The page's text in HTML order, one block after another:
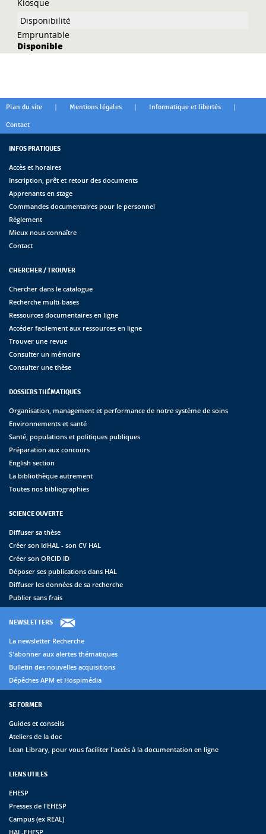
Kiosque
Empruntable
Disponible
Plan du site | Mentions légales | Informatique et libertés |
Contact
INFOS PRATIQUES
Accès et horaires
Inscription, prêt et retour des documents
Apprenants en stage
Commandes documentaires pour le personnel
Règlement
Mieux nous connaître
Contact
CHERCHER / TROUVER
Chercher dans le catalogue
Recherche multi-bases
Ressources documentaires en ligne
Accéder facilement aux ressources en ligne
Trouver une revue
Consulter un mémoire
Consulter une thèse
DOSSIERS THÉMATIQUES
Organisation, management et performance de notre système de soins
Environnements et santé
Santé, populations et politiques publiques
Préparation aux concours
English section
La bibliothèque autrement
Toutes nos bibliographies
SCIENCE OUVERTE
Diffuser sa thèse
Créer son IdHAL - son CV HAL
Créer son ORCID ID
Déposer ses publications dans HAL
Diffuser les données de sa recherche
Publier sans frais
NEWSLETTERS
La newsletter Recherche
S'abonner aux alertes thématiques
Bulletin des nouvelles acquisitions
Dépêches APM et Hospimédia
SE FORMER
Guides et conseils
Ateliers de la doc
Lean Library, pour vous faciliter l'accès à la documentation en ligne
LIENS UTILES
EHESP
Presses de l'EHESP
Campus (ex REAL)
HAL-EHESP